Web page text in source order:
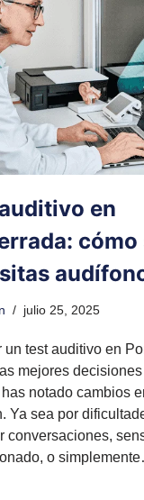
en
cómo
julio 25, 2025
un test auditivo en
mejores
notado cambios
Ya sea por
conversaciones,
o